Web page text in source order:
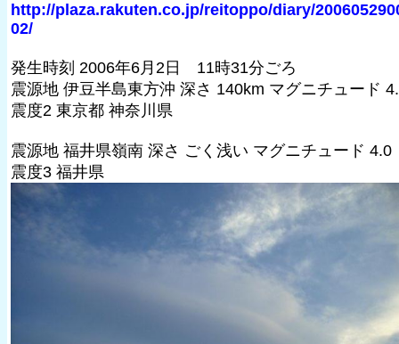
http://plaza.rakuten.co.jp/reitoppo/diary/
02/
発生時刻 2006年6月2日 11時31分ごろ
震源地 伊豆半島東方沖 深さ 140km マグニチュード
震度2 東京都 神奈川県
震源地 福井県嶺南 深さ ごく浅い マグニチュード 4.0
震度3 福井県